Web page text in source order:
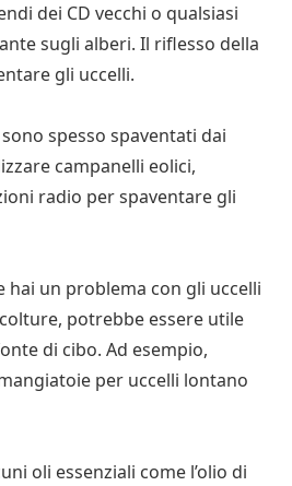
dei CD vecchi o qualsiasi
sugli alberi. Il riflesso della
gli uccelli.
spesso spaventati dai
campanelli eolici,
radio per spaventare gli
hai un problema con gli uccelli
potrebbe essere utile
di cibo. Ad esempio,
per uccelli lontano
oli essenziali come l’olio di